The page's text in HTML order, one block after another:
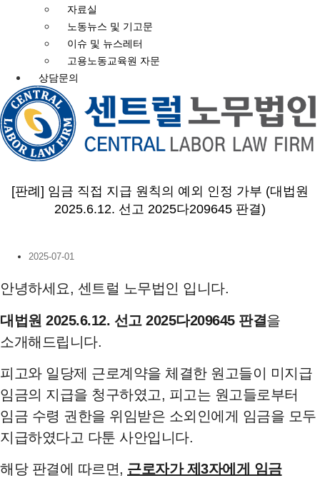
자료실
노동뉴스 및 기고문
이슈 및 뉴스레터
고용노동교육원 자문
상담문의
[판례] 임금 직접 지급 원칙의 예외 인정 가부 (대법원
2025.6.12. 선고 2025다209645 판결)
2025-07-01
안녕하세요, 센트럴 노무법인 입니다.
대법원 2025.6.12. 선고 2025다209645 판결을
소개해드립니다.
피고와 일당제 근로계약을 체결한 원고들이 미지급
임금의 지급을 청구하였고, 피고는 원고들로부터
임금 수령 권한을 위임받은 소외인에게 임금을 모두
지급하였다고 다툰 사안입니다.
해당 판결에 따르면, 근로자가 제3자에게 임금